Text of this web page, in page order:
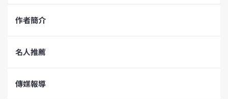
作者簡介
名人推薦
傳媒報導